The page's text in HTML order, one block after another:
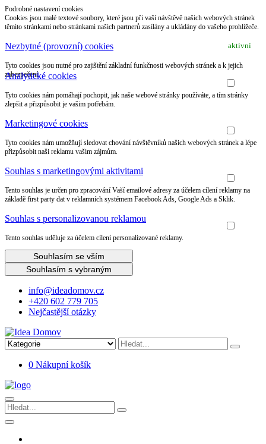
Podrobné nastavení cookies
Cookies jsou malé textové soubory, které jsou při vaší návštěvě našich webových stránek
těmito stránkami nebo stránkami našich partnerů zasílány a ukládány do vašeho prohlížeče.
Nezbytné (provozní) cookies aktivní
Tyto cookies jsou nutné pro zajištění základní funkčnosti webových stránek a k jejich
zabezpečení.
Analytické cookies
Tyto cookies nám pomáhají pochopit, jak naše webové stránky používáte, a tím stránky
zlepšit a přizpůsobit je vašim potřebám.
Marketingové cookies
Tyto cookies nám umožňují sledovat chování návštěvníků našich webových stránek a lépe
přizpůsobit naši reklamu vašim zájmům.
Souhlas s marketingovými aktivitami
Tento souhlas je určen pro zpracování Vaší emailové adresy za účelem cílení reklamy na
základě first party dat v reklamních systémem Facebook Ads, Google Ads a Sklik.
Souhlas s personalizovanou reklamou
Tento souhlas uděluje za účelem cílení personalizované reklamy.
Souhlasím se vším
Souhlasím s vybraným
info@ideadomov.cz
+420 602 779 705
Nejčastější otázky
0 Nákupní košík